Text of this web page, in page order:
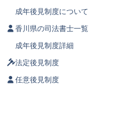
成年後見制度について
香川県の司法書士一覧
成年後見制度詳細
法定後見制度
任意後見制度